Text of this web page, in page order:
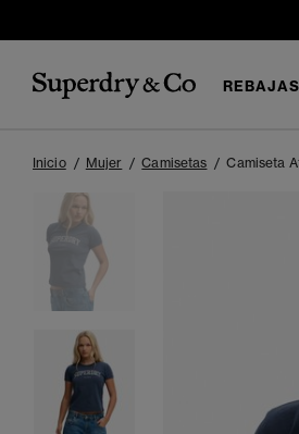
Inicio Mujer Camisetas Camiseta